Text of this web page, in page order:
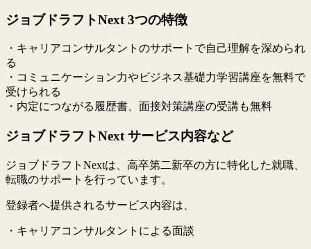
ジョブドラフトNext 3つの特徴
・キャリアコンサルタントのサポートで自己理解を深められ
る
・コミュニケーション力やビジネス基礎力学習講座を無料で
受けられる
・内定につながる履歴書、面接対策講座の受講も無料
ジョブドラフトNext サービス内容など
ジョブドラフトNextは、高卒第二新卒の方に特化した就職、
転職のサポートを行っています。
登録者へ提供されるサービス内容は、
・キャリアコンサルタントによる面談